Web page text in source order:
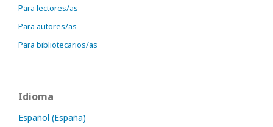
Para lectores/as
Para autores/as
Para bibliotecarios/as
Idioma
Español (España)